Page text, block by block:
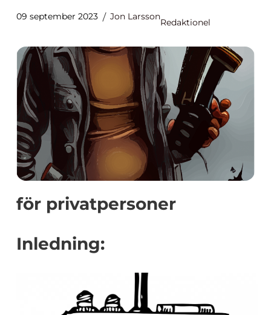
09 september 2023 Jon Larsson
Redaktionel
för privatpersoner
Inledning: